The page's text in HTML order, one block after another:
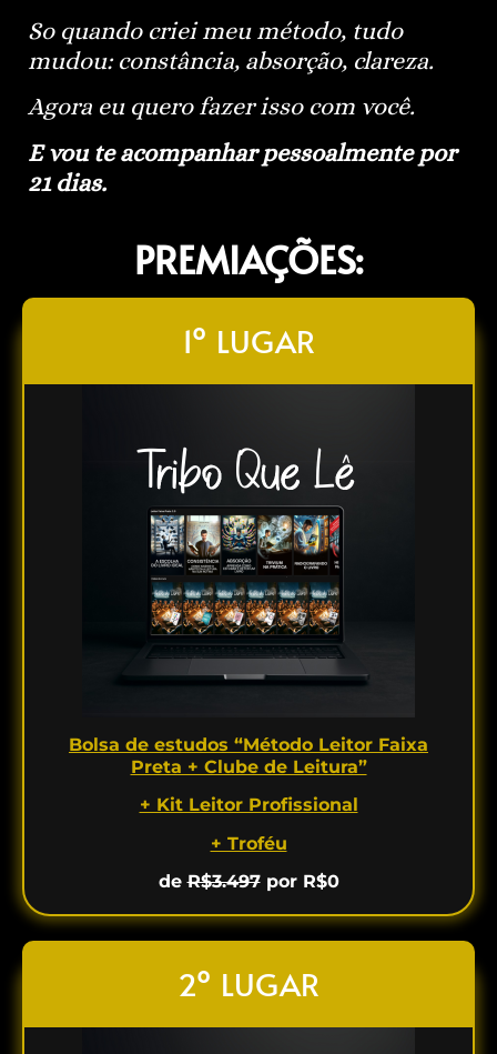
So quando criei meu método, tudo
mudou: constância, absorção, clareza.
Agora eu quero fazer isso com você.
E vou te acompanhar pessoalmente por
21 dias.
PREMIAÇÕES:
1º LUGAR
Bolsa de estudos “Método Leitor Faixa
Preta + Clube de Leitura”
+ Kit Leitor Profissional
+ Troféu
deR$3.497por R$0
2º LUGAR